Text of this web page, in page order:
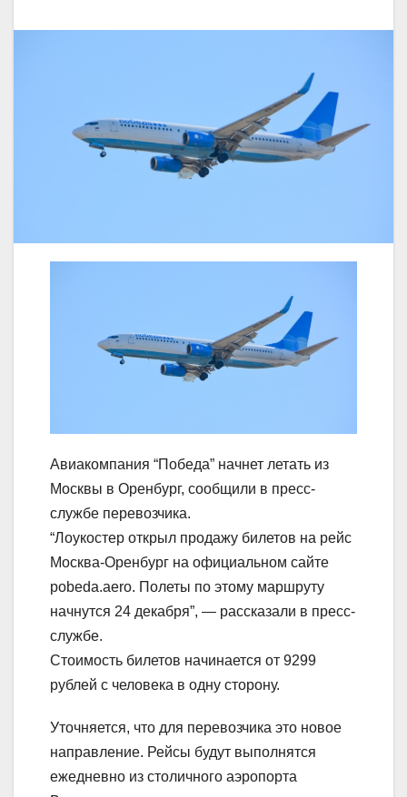
Авиакомпания “Победа” начнет летать из
Москвы в Оренбург, сообщили в пресс-
службе перевозчика.
“Лоукостер открыл продажу билетов на рейс
Москва-Оренбург на официальном сайте
pobeda.aero. Полеты по этому маршруту
начнутся 24 декабря”, — рассказали в пресс-
службе.
Стоимость билетов начинается от 9299
рублей с человека в одну сторону.
Уточняется, что для перевозчика это новое
направление. Рейсы будут выполнятся
ежедневно из столичного аэропорта